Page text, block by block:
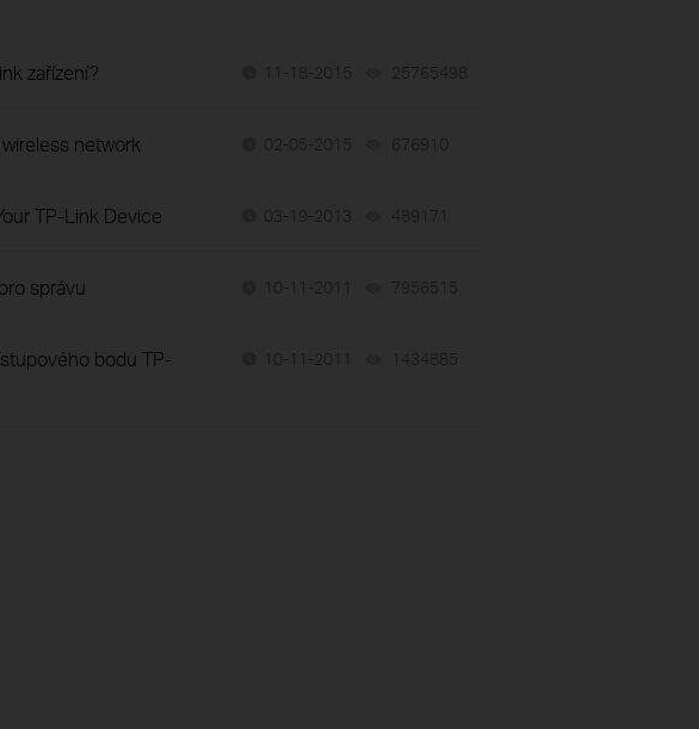
zařízení? 11-18-2015 25765498
network 02-05-2015 676910
TP-Link Device 03-19-2013 489171
správu 10-11-2011 7956515
bodu TP-
10-11-2011 1434885